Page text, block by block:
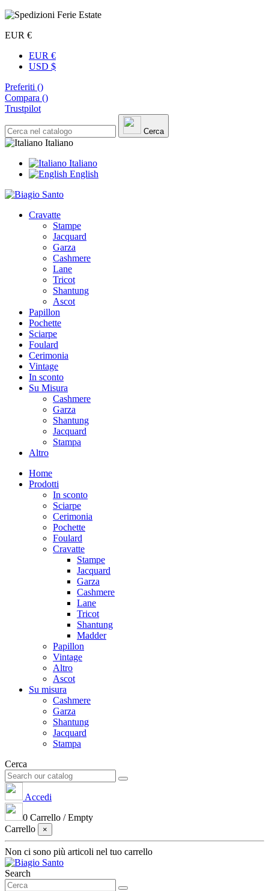
EUR €
EUR €
USD $
Preferiti ()
Compara ()
Trustpilot
Cerca
Italiano
Italiano
English
Cravatte
Stampe
Jacquard
Garza
Cashmere
Lane
Tricot
Shantung
Ascot
Papillon
Pochette
Sciarpe
Foulard
Cerimonia
Vintage
In sconto
Su Misura
Cashmere
Garza
Shantung
Jacquard
Stampa
Altro
Home
Prodotti
In sconto
Sciarpe
Cerimonia
Pochette
Foulard
Cravatte
Stampe
Jacquard
Garza
Cashmere
Lane
Tricot
Shantung
Madder
Papillon
Vintage
Altro
Ascot
Su misura
Cashmere
Garza
Shantung
Jacquard
Stampa
Cerca
Accedi
0 Carrello /Empty
Carrello
×
Non ci sono più articoli nel tuo carrello
Search